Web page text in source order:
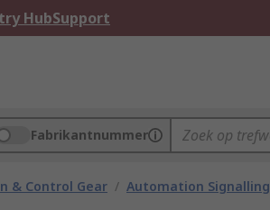
HubSupport
Fabrikantnummer
& Control Gear / Automation Signalling